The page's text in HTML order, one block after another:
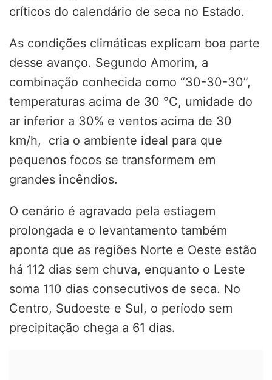
críticos do calendário de seca no Estado.
As condições climáticas explicam boa parte
desse avanço. Segundo Amorim, a
combinação conhecida como “30-30-30”,
temperaturas acima de 30 °C, umidade do
ar inferior a 30% e ventos acima de 30
km/h, cria o ambiente ideal para que
pequenos focos se transformem em
grandes incêndios.
O cenário é agravado pela estiagem
prolongada e o levantamento também
aponta que as regiões Norte e Oeste estão
há 112 dias sem chuva, enquanto o Leste
soma 110 dias consecutivos de seca. No
Centro, Sudoeste e Sul, o período sem
precipitação chega a 61 dias.